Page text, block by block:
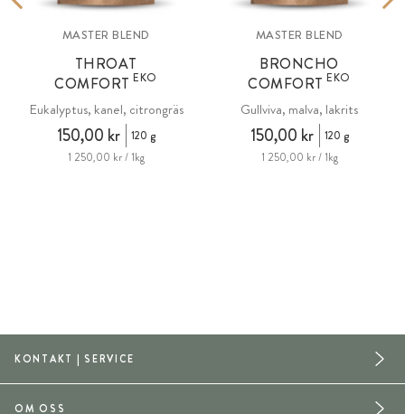
MASTER BLEND
THROAT
COMFORTEKO
Eukalyptus, kanel, citrongräs
150,00 kr
120 g
1 250,00 kr / 1kg
MASTER BLEND
BRONCHO
COMFORTEKO
Gullviva, malva, lakrits
150,00 kr
120 g
1 250,00 kr / 1kg
KONTAKT | SERVICE
OM OSS